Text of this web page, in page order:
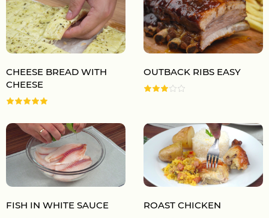
CHEESE BREAD WITH
CHEESE
OUTBACK RIBS EASY
FISH IN WHITE SAUCE ROAST CHICKEN